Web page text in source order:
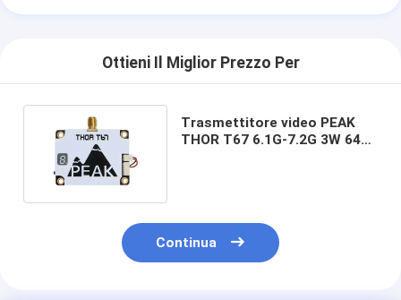
Ottieni Il Miglior Prezzo Per
Trasmettitore video PEAK
THOR T67 6.1G-7.2G 3W 64
Continua